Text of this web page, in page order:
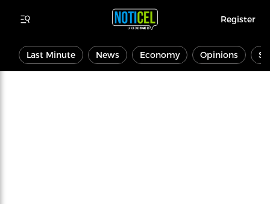
Register
Last Minute News Economy Opinions